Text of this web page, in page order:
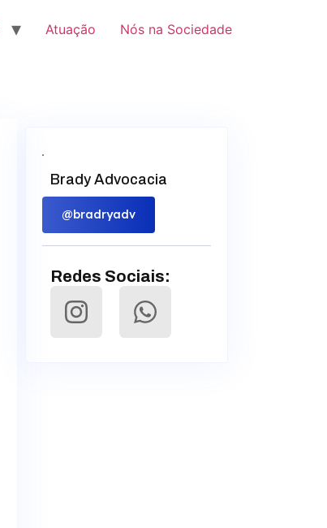
Atuação Nós na Sociedade
Brady Advocacia
@bradryadv
Redes Sociais: